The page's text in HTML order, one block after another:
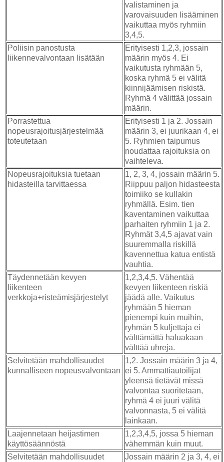
valistaminen ja
varovaisuuden lisääminen
vaikuttaa myös ryhmiin
3,4,5.
Poliisin panostusta
liikennevalvontaan lisätään
Erityisesti 1,2,3, jossain
määrin myös 4. Ei
vaikutusta ryhmään 5,
koska ryhmä 5 ei välitä
kiinnijäämisen riskistä.
Ryhmä 4 välittää jossain
määrin.
Porrastettua
nopeusrajoitusjärjestelmää
toteutetaan
Erityisesti 1 ja 2. Jossain
määrin 3, ei juurikaan 4, ei
5. Ryhmien taipumus
noudattaa rajoituksia on
vaihteleva.
Nopeusrajoituksia tuetaan
hidasteilla tarvittaessa
1, 2, 3, 4, jossain määrin 5.
Riippuu paljon hidasteesta
toimiiko se kullakin
ryhmällä. Esim. tien
kaventaminen vaikuttaa
parhaiten ryhmiin 1 ja 2.
Ryhmät 3,4,5 ajavat vain
suuremmalla riskillä
kavennettua katua entistä
vauhtia.
Täydennetään kevyen
liikenteen
verkkoja+risteämisjärjestelyt
1,2,3,4,5. Vähentää
kevyen liikenteen riskiä
jäädä alle. Vaikutus
ryhmään 5 hieman
pienempi kuin muihin,
ryhmän 5 kuljettaja ei
välttämättä haluakaan
välttää uhreja.
Selvitetään mahdollisuudet
kunnalliseen nopeusvalvontaan
1,2. Jossain määrin 3 ja 4,
ei 5. Ammattiautoilijat
yleensä tietävät missä
valvontaa suoritetaan,
ryhmä 4 ei juuri välitä
valvonnasta, 5 ei välitä
lainkaan.
Laajennetaan heijastimen
käyttösäännöstä
1,2,3,4,5, jossa 5 hieman
vähemmän kuin muut.
Selvitetään mahdollisuudet
Jossain määrin 2 ja 3, 4, ei